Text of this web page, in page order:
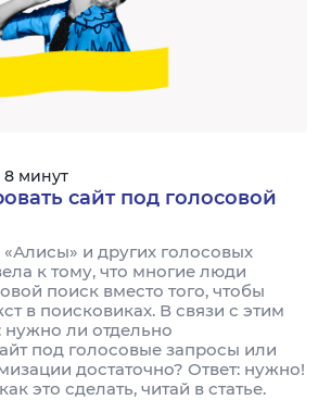
8 минут
сайт под голосовой
и других голосовых
к тому, что многие люди
поиск вместо того, чтобы
в поисковиках. В связи с этим
нужно ли отдельно
под голосовые запросы или
достаточно? Ответ: нужно!
это сделать, читай в статье.